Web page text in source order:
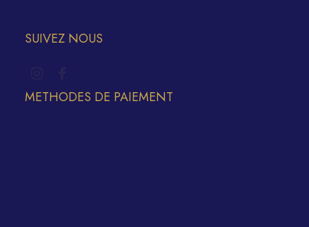
SUIVEZ NOUS
METHODES DE PAIEMENT